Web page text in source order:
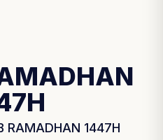
RAMADHAN 1447H